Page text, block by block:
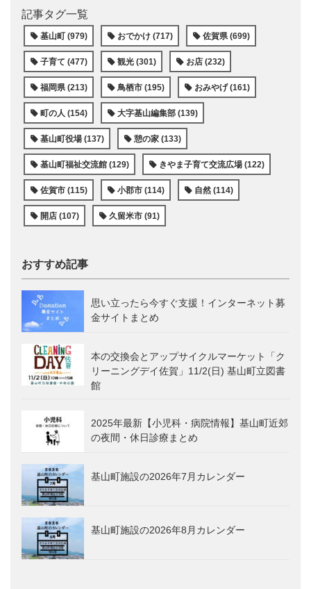
記事タグ一覧
基山町 (979) おでかけ (717) 佐賀県 (699)
子育て (477) 観光 (301) お店 (232)
福岡県 (213) 鳥栖市 (195) おみやげ (161)
町の人 (154) 大字基山編集部 (139)
基山町役場 (137) 憩の家 (133)
基山町福祉交流館 (129) きやま子育て交流広場 (122)
佐賀市 (115) 小郡市 (114) 自然 (114)
開店 (107) 久留米市 (91)
おすすめ記事
思い立ったら今すぐ支援！インターネット募
金サイトまとめ
本の交換会とアップサイクルマーケット「ク
リーニングデイ佐賀」11/2(日) 基山町立図書
館
2025年最新【小児科・病院情報】基山町近郊
の夜間・休日診療まとめ
基山町施設の2026年7月カレンダー
基山町施設の2026年8月カレンダー